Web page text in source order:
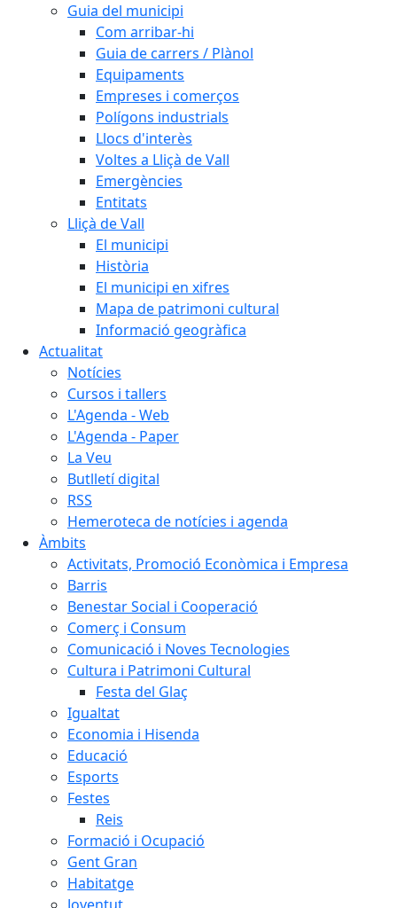
Guia del municipi
Com arribar-hi
Guia de carrers / Plànol
Equipaments
Empreses i comerços
Polígons industrials
Llocs d'interès
Voltes a Lliçà de Vall
Emergències
Entitats
Lliçà de Vall
El municipi
Història
El municipi en xifres
Mapa de patrimoni cultural
Informació geogràfica
Actualitat
Notícies
Cursos i tallers
L'Agenda - Web
L'Agenda - Paper
La Veu
Butlletí digital
RSS
Hemeroteca de notícies i agenda
Àmbits
Activitats, Promoció Econòmica i Empresa
Barris
Benestar Social i Cooperació
Comerç i Consum
Comunicació i Noves Tecnologies
Cultura i Patrimoni Cultural
Festa del Glaç
Igualtat
Economia i Hisenda
Educació
Esports
Festes
Reis
Formació i Ocupació
Gent Gran
Habitatge